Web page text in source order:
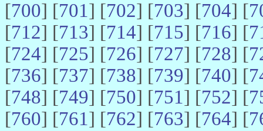
[700] [701] [702] [703] [704] [
[712] [713] [714] [715] [716] [
[724] [725] [726] [727] [728] [
[736] [737] [738] [739] [740] [
[748] [749] [750] [751] [752] [
[760] [761] [762] [763] [764] [